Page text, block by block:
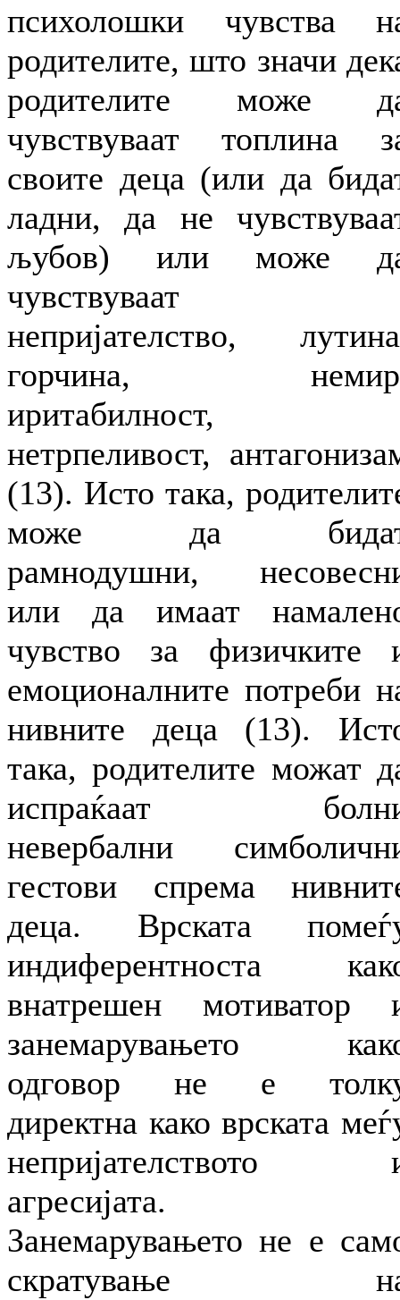
психолошки чувства
родителите, што значи
родителите може
чувствуваат топлина
своите деца (или да
ладни, да не
љубов) или може
чувствуваат
непријателство,
горчина,
иритабилност,
нетрпеливост,
(13). Исто така,
може да
рамнодушни,
или да имаат
чувство за физичките
емоционалните потреби
нивните деца (13).
така, родителите можат
испраќаат
невербални
гестови спрема
деца. Врската
индиферентноста
внатрешен мотиватор
занемарувањето
одговор не е
директна како врската
непријателството
агресијата.
Занемарувањето не е
скратување